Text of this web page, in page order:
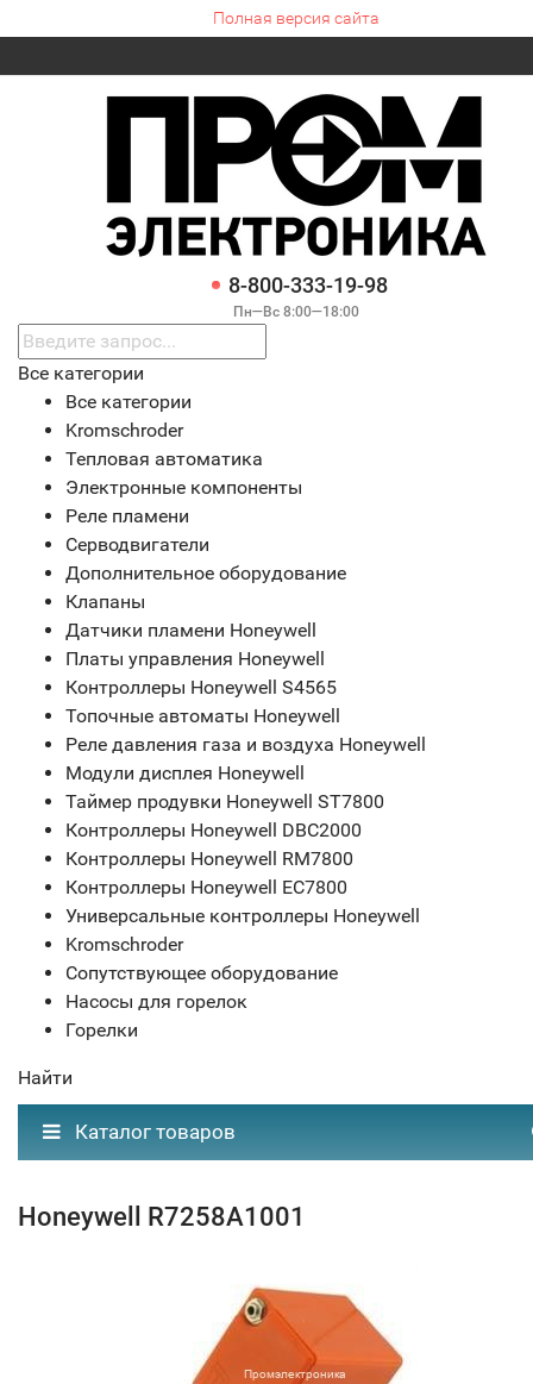
Полная версия сайта
8-800-333-19-98
Пн—Вс 8:00—18:00
Все категории
Все категории
Kromschroder
Тепловая автоматика
Электронные компоненты
Реле пламени
Серводвигатели
Дополнительное оборудование
Клапаны
Датчики пламени Honeywell
Платы управления Honeywell
Контроллеры Honeywell S4565
Топочные автоматы Honeywell
Реле давления газа и воздуха Honeywell
Модули дисплея Honeywell
Таймер продувки Honeywell ST7800
Контроллеры Honeywell DBC2000
Контроллеры Honeywell RM7800
Контроллеры Honeywell EC7800
Универсальные контроллеры Honeywell
Kromschroder
Сопутствующее оборудование
Насосы для горелок
Горелки
Найти
Каталог товаров
Honeywell R7258A1001